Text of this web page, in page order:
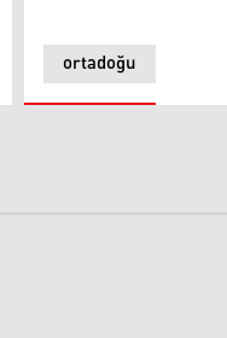
ortadoğu